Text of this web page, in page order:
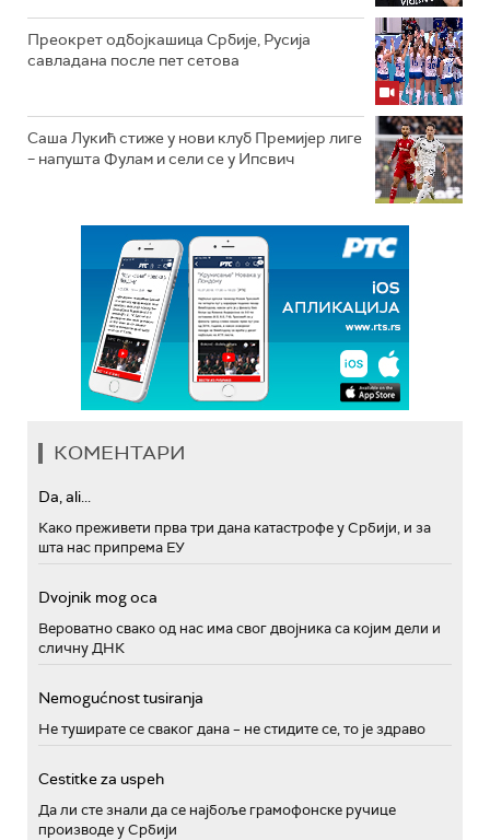
Преокрет одбојкашица Србије, Русија
савладана после пет сетова
Саша Лукић стиже у нови клуб Премијер лиге
– напушта Фулам и сели се у Ипсвич
КОМЕНТАРИ
Da, ali...
Како преживети прва три дана катастрофе у Србији, и за
шта нас припрема ЕУ
Dvojnik mog oca
Вероватно свако од нас има свог двојника са којим дели и
сличну ДНК
Nemogućnost tusiranja
Не туширате се сваког дана – не стидите се, то је здраво
Cestitke za uspeh
Да ли сте знали да се најбоље грамофонске ручице
производе у Србији